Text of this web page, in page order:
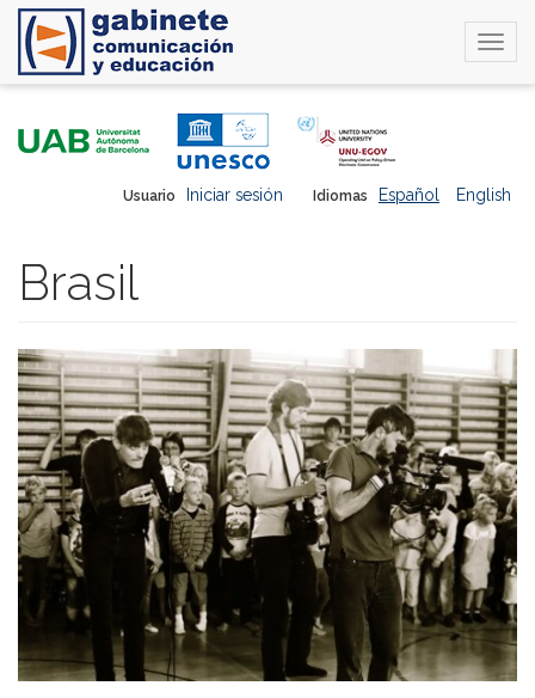
Idiomas Español English
Usuario Iniciar sesión
Brasil